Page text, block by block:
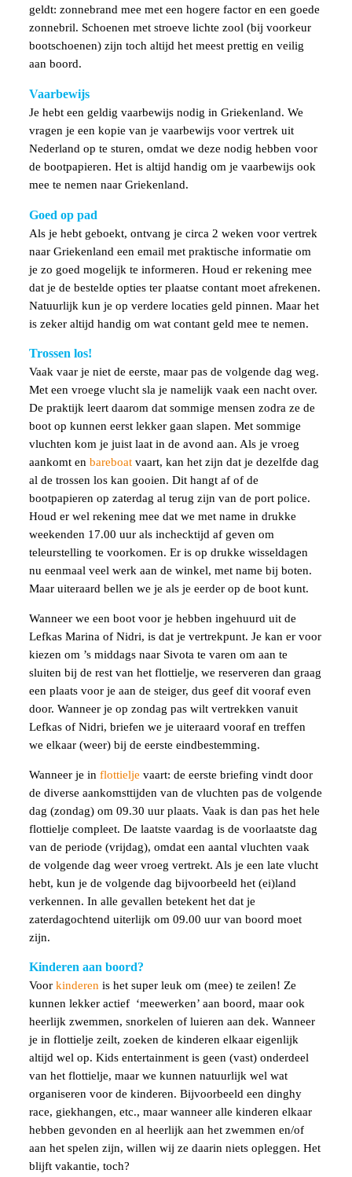
geldt: zonnebrand mee met een hogere factor en een goede
zonnebril. Schoenen met stroeve lichte zool (bij voorkeur
bootschoenen) zijn toch altijd het meest prettig en veilig
aan boord.
Vaarbewijs
Je hebt een geldig vaarbewijs nodig in Griekenland. We
vragen je een kopie van je vaarbewijs voor vertrek uit
Nederland op te sturen, omdat we deze nodig hebben voor
de bootpapieren. Het is altijd handig om je vaarbewijs ook
mee te nemen naar Griekenland.
Goed op pad
Als je hebt geboekt, ontvang je circa 2 weken voor vertrek
naar Griekenland een email met praktische informatie om
je zo goed mogelijk te informeren. Houd er rekening mee
dat je de bestelde opties ter plaatse contant moet afrekenen.
Natuurlijk kun je op verdere locaties geld pinnen. Maar het
is zeker altijd handig om wat contant geld mee te nemen.
Trossen los!
Vaak vaar je niet de eerste, maar pas de volgende dag weg.
Met een vroege vlucht sla je namelijk vaak een nacht over.
De praktijk leert daarom dat sommige mensen zodra ze de
boot op kunnen eerst lekker gaan slapen. Met sommige
vluchten kom je juist laat in de avond aan. Als je vroeg
aankomt enbareboat vaart, kan het zijn dat je dezelfde dag
al de trossen los kan gooien. Dit hangt af of de
bootpapieren op zaterdag al terug zijn van de port police.
Houd er wel rekening mee dat we met name in drukke
weekenden 17.00 uur als inchecktijd af geven om
teleurstelling te voorkomen. Er is op drukke wisseldagen
nu eenmaal veel werk aan de winkel, met name bij boten.
Maar uiteraard bellen we je als je eerder op de boot kunt.
Wanneer we een boot voor je hebben ingehuurd uit de
Lefkas Marina of Nidri, is dat je vertrekpunt. Je kan er voor
kiezen om ’s middags naar Sivota te varen om aan te
sluiten bij de rest van het flottielje, we reserveren dan graag
een plaats voor je aan de steiger, dus geef dit vooraf even
door. Wanneer je op zondag pas wilt vertrekken vanuit
Lefkas of Nidri, briefen we je uiteraard vooraf en treffen
we elkaar (weer) bij de eerste eindbestemming.
Wanneer je inflottielje vaart: de eerste briefing vindt door
de diverse aankomsttijden van de vluchten pas de volgende
dag (zondag) om 09.30 uur plaats. Vaak is dan pas het hele
flottielje compleet. De laatste vaardag is de voorlaatste dag
van de periode (vrijdag), omdat een aantal vluchten vaak
de volgende dag weer vroeg vertrekt. Als je een late vlucht
hebt, kun je de volgende dag bijvoorbeeld het (ei)land
verkennen. In alle gevallen betekent het dat je
zaterdagochtend uiterlijk om 09.00 uur van boord moet
zijn.
Kinderen aan boord?
Voorkinderen is het super leuk om (mee) te zeilen! Ze
kunnen lekker actief ‘meewerken’ aan boord, maar ook
heerlijk zwemmen, snorkelen of luieren aan dek. Wanneer
je in flottielje zeilt, zoeken de kinderen elkaar eigenlijk
altijd wel op. Kids entertainment is geen (vast) onderdeel
van het flottielje, maar we kunnen natuurlijk wel wat
organiseren voor de kinderen. Bijvoorbeeld een dinghy
race, giekhangen, etc., maar wanneer alle kinderen elkaar
hebben gevonden en al heerlijk aan het zwemmen en/of
aan het spelen zijn, willen wij ze daarin niets opleggen. Het
blijft vakantie, toch?